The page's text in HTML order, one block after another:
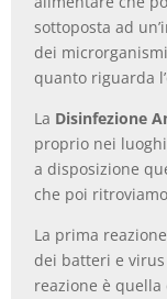
sottoposta ad
dei
quanto riguarda
La Disinfezione
proprio nei
a disposizione
che poi
La prima
dei batteri e
reazione è